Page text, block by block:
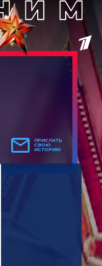
ПРИСЛАТЬ
СВОЮ
ИСТОРИЮ